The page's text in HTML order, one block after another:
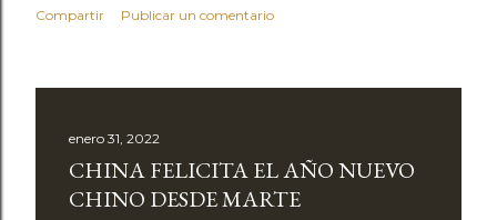
Compartir Publicar un comentario
enero 31, 2022
CHINA FELICITA EL AÑO NUEVO
CHINO DESDE MARTE